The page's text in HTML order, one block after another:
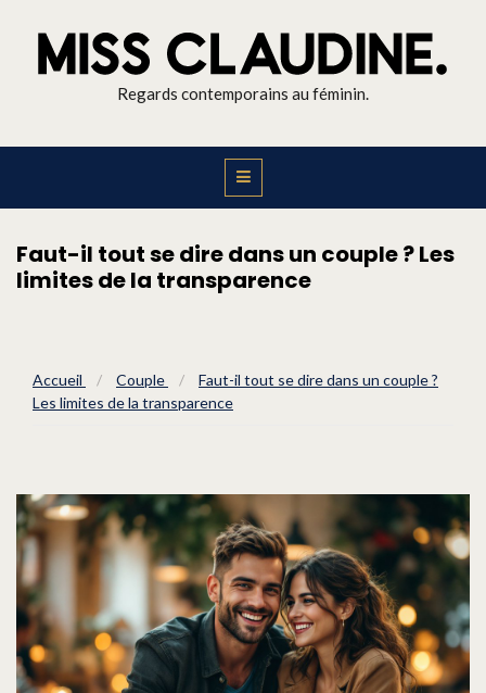
Regards contemporains au féminin.
Faut-il tout se dire dans un couple ? Les
limites de la transparence
Accueil / Couple /
Faut-il tout se dire dans un couple ?
Les limites de la transparence